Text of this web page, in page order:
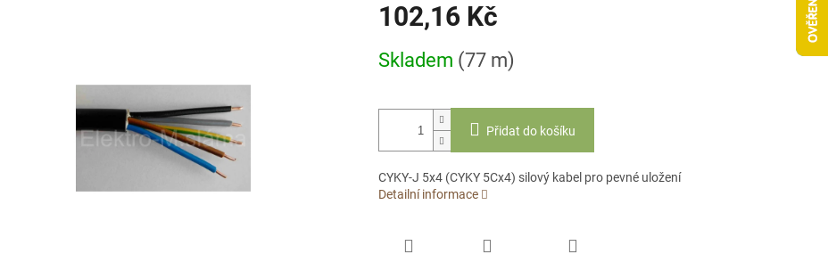
102,16 Kč
cena:
Skladem (77 m)
Přidat do košíku
CYKY-J 5x4 (CYKY 5Cx4) silový kabel pro pevné uložení
Detailní informace